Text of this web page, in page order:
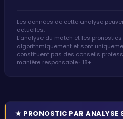
Les données de cette analyse
actuelles.
L'analyse du match et les
algorithmiquement et sont
constituent pas des conseils
manière responsable · 18+
★ PRONOSTIC PAR ANALYSE